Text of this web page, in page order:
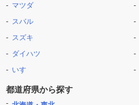
マツダ
スバル
スズキ
ダイハツ
いすゞ
都道府県から探す